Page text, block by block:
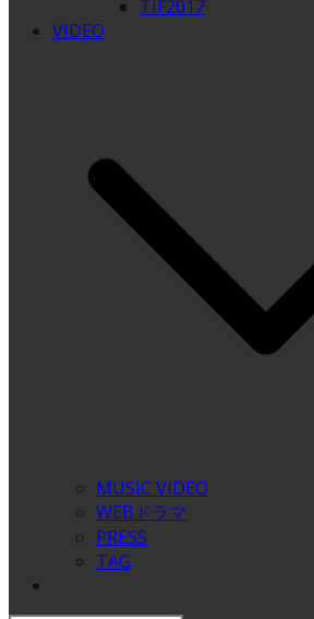
TIF2017
VIDEO
MUSIC VIDEO
WEBドラマ
PRESS
TAG